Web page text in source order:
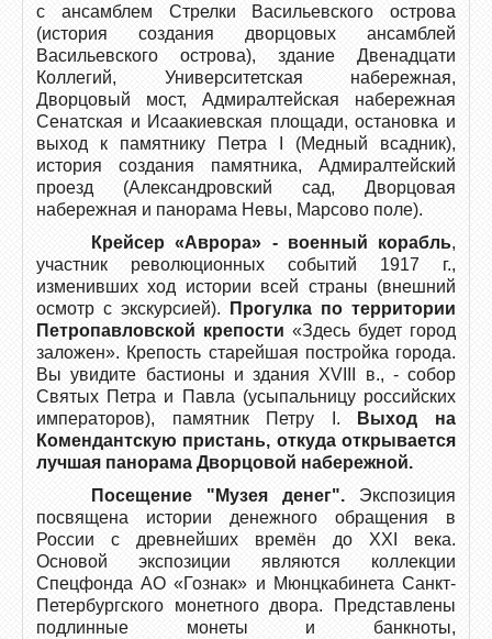
с ансамблем Стрелки Васильевского острова
(история создания дворцовых ансамблей
Васильевского острова), здание Двенадцати
Коллегий, Университетская набережная,
Дворцовый мост, Адмиралтейская набережная
Сенатская и Исаакиевская площади, остановка и
выход к памятнику Петра I (Медный всадник),
история создания памятника, Адмиралтейский
проезд (Александровский сад, Дворцовая
набережная и панорама Невы, Марсово поле).
Крейсер «Аврора» - военный корабль,
участник революционных событий 1917 г.,
изменивших ход истории всей страны (внешний
осмотр с экскурсией).
Прогулка по территории
Петропавловской крепости «Здесь будет город
заложен». Крепость старейшая постройка города.
Вы увидите бастионы и здания XVIII в., - собор
Святых Петра и Павла (усыпальницу российских
императоров), памятник Петру I.
Выход на
Комендантскую пристань, откуда открывается
лучшая панорама Дворцовой набережной.
Посещение "Музея денег". Экспозиция
посвящена истории денежного обращения в
России с древнейших времён до XXI века.
Основой экспозиции являются коллекции
Спецфонда АО «Гознак» и Мюнцкабинета Санкт-
Петербургского монетного двора. Представлены
подлинные монеты и банкноты,